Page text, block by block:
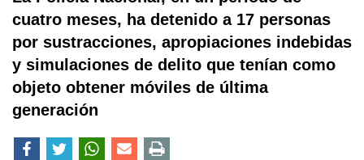
cuatro meses, ha detenido a 17 personas
por sustracciones, apropiaciones indebidas
y simulaciones de delito que tenían como
objeto obtener móviles de última
generación